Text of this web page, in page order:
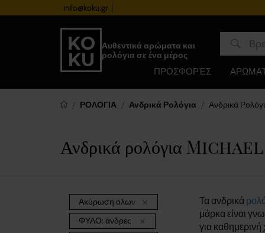
info@koku.gr
Αυθεντικά αρώματα και
ρολόγια σε ένα μέρος
ΠΡΟΣΦΟΡΈΣ
ΡΟΛΟΓΙΑ Ανδρικά Ρολόγια Ανδρικά
Ανδρικά ρολόγια
Ακύρωση όλων των φίλτρων
ΦΥΛΟ: άνδρες
Τα ανδρικά
μάρκα είναι
για καθημερινή